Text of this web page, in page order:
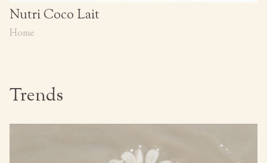
Nutri Coco Lait
Home
Trends